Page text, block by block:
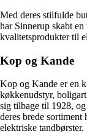
Med deres stilfulde
har Sinnerup skabt
kvalitetsprodukter til
Kop og Kande
Kop og Kande er en
køkkenudstyr,
sig tilbage til 1928,
deres brede
elektriske tandbørster.